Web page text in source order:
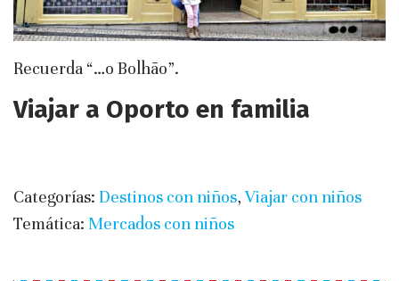
Recuerda “…o Bolhão”.
Viajar a Oporto en familia
Categorías: Destinos con niños, Viajar con niños
Temática: Mercados con niños